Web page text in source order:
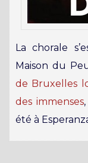
La chorale
Maison du
de Bruxelles
des immenses
été à